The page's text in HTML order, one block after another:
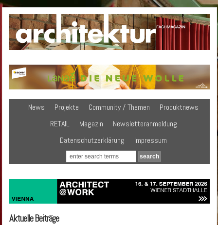
News Projekte Community / Themen
Produktnews
RETAIL
Magazin
Newsletteranmeldung
Datenschutzerklärung
Impressum
Aktuelle Beiträge